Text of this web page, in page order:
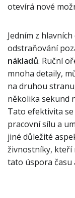
otevírá nové
Jedním z
odstraňování
nákladů. Ruční
mnoha detaily,
na druhou
několika sekund
Tato efektivita
pracovní sílu a
jiné důležité
živnostníky, kteří
tato úspora času